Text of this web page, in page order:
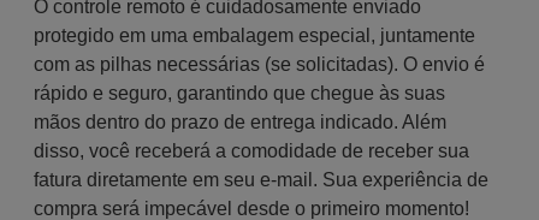
O controle remoto é cuidadosamente enviado
protegido em uma embalagem especial, juntamente
com as pilhas necessárias (se solicitadas). O envio é
rápido e seguro, garantindo que chegue às suas
mãos dentro do prazo de entrega indicado. Além
disso, você receberá a comodidade de receber sua
fatura diretamente em seu e-mail. Sua experiência de
compra será impecável desde o primeiro momento!